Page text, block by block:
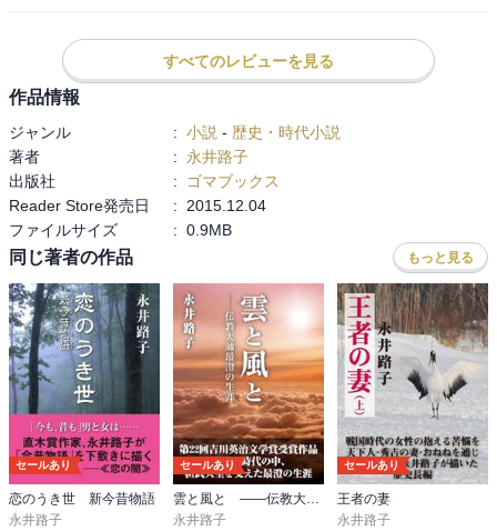
すべてのレビューを見る
作品情報
ジャンル : 小説 - 歴史・時代小説
著者
:
永井路子
出版社
:
ゴマブックス
Reader Store発売日
:
2015.12.04
ファイルサイズ
: 0.9MB
同じ著者の作品 もっと見る
セールあり
恋のうき世 新今昔物語
永井路子
セールあり
雲と風と ――伝教大師最澄の生涯
永井路子
セールあり
王者の妻
永井路子